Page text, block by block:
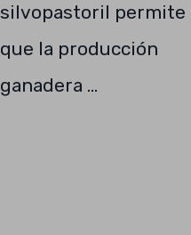
silvopastoril permite
que la producción
ganadera …